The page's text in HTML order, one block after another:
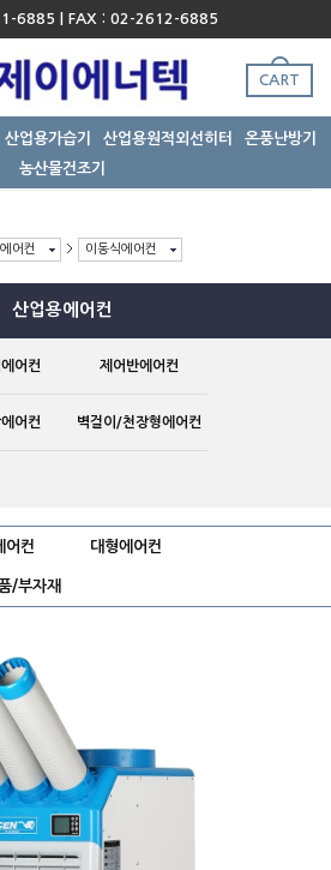
6885 | FAX : 02-2612-6885
CART
산업용가습기 산업용원적외선히터
온풍난방기
농산물건조기
어컨 이동식에어컨
산업용에어컨
어컨 제어반에어컨
어컨 벽걸이/천장형에어컨
어컨 대형에어컨
/부자재